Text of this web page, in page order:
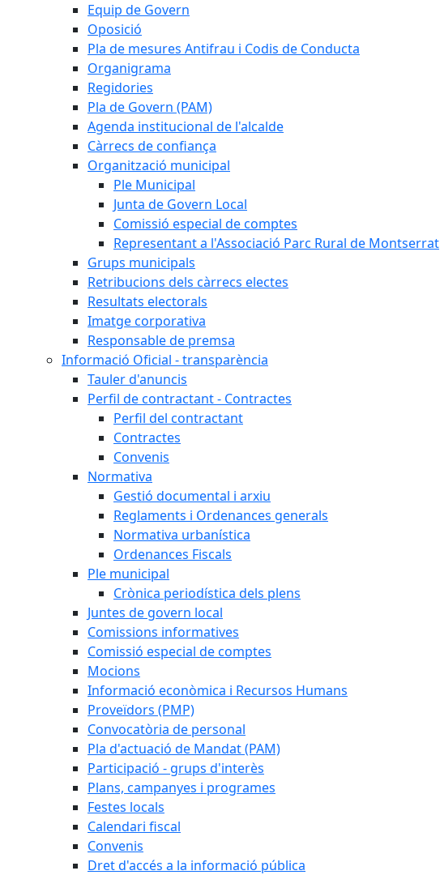
Equip de Govern
Oposició
Pla de mesures Antifrau i Codis de Conducta
Organigrama
Regidories
Pla de Govern (PAM)
Agenda institucional de l'alcalde
Càrrecs de confiança
Organització municipal
Ple Municipal
Junta de Govern Local
Comissió especial de comptes
Representant a l'Associació Parc Rural de Montserrat
Grups municipals
Retribucions dels càrrecs electes
Resultats electorals
Imatge corporativa
Responsable de premsa
Informació Oficial - transparència
Tauler d'anuncis
Perfil de contractant - Contractes
Perfil del contractant
Contractes
Convenis
Normativa
Gestió documental i arxiu
Reglaments i Ordenances generals
Normativa urbanística
Ordenances Fiscals
Ple municipal
Crònica periodística dels plens
Juntes de govern local
Comissions informatives
Comissió especial de comptes
Mocions
Informació econòmica i Recursos Humans
Proveïdors (PMP)
Convocatòria de personal
Pla d'actuació de Mandat (PAM)
Participació - grups d'interès
Plans, campanyes i programes
Festes locals
Calendari fiscal
Convenis
Dret d'accés a la informació pública